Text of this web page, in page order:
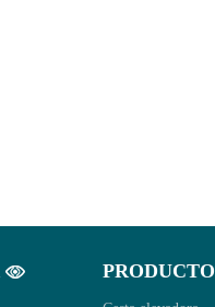
PRODUCTO